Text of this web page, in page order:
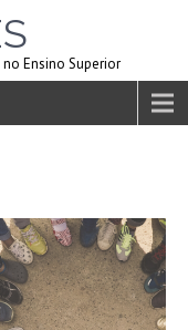
Ensino Superior